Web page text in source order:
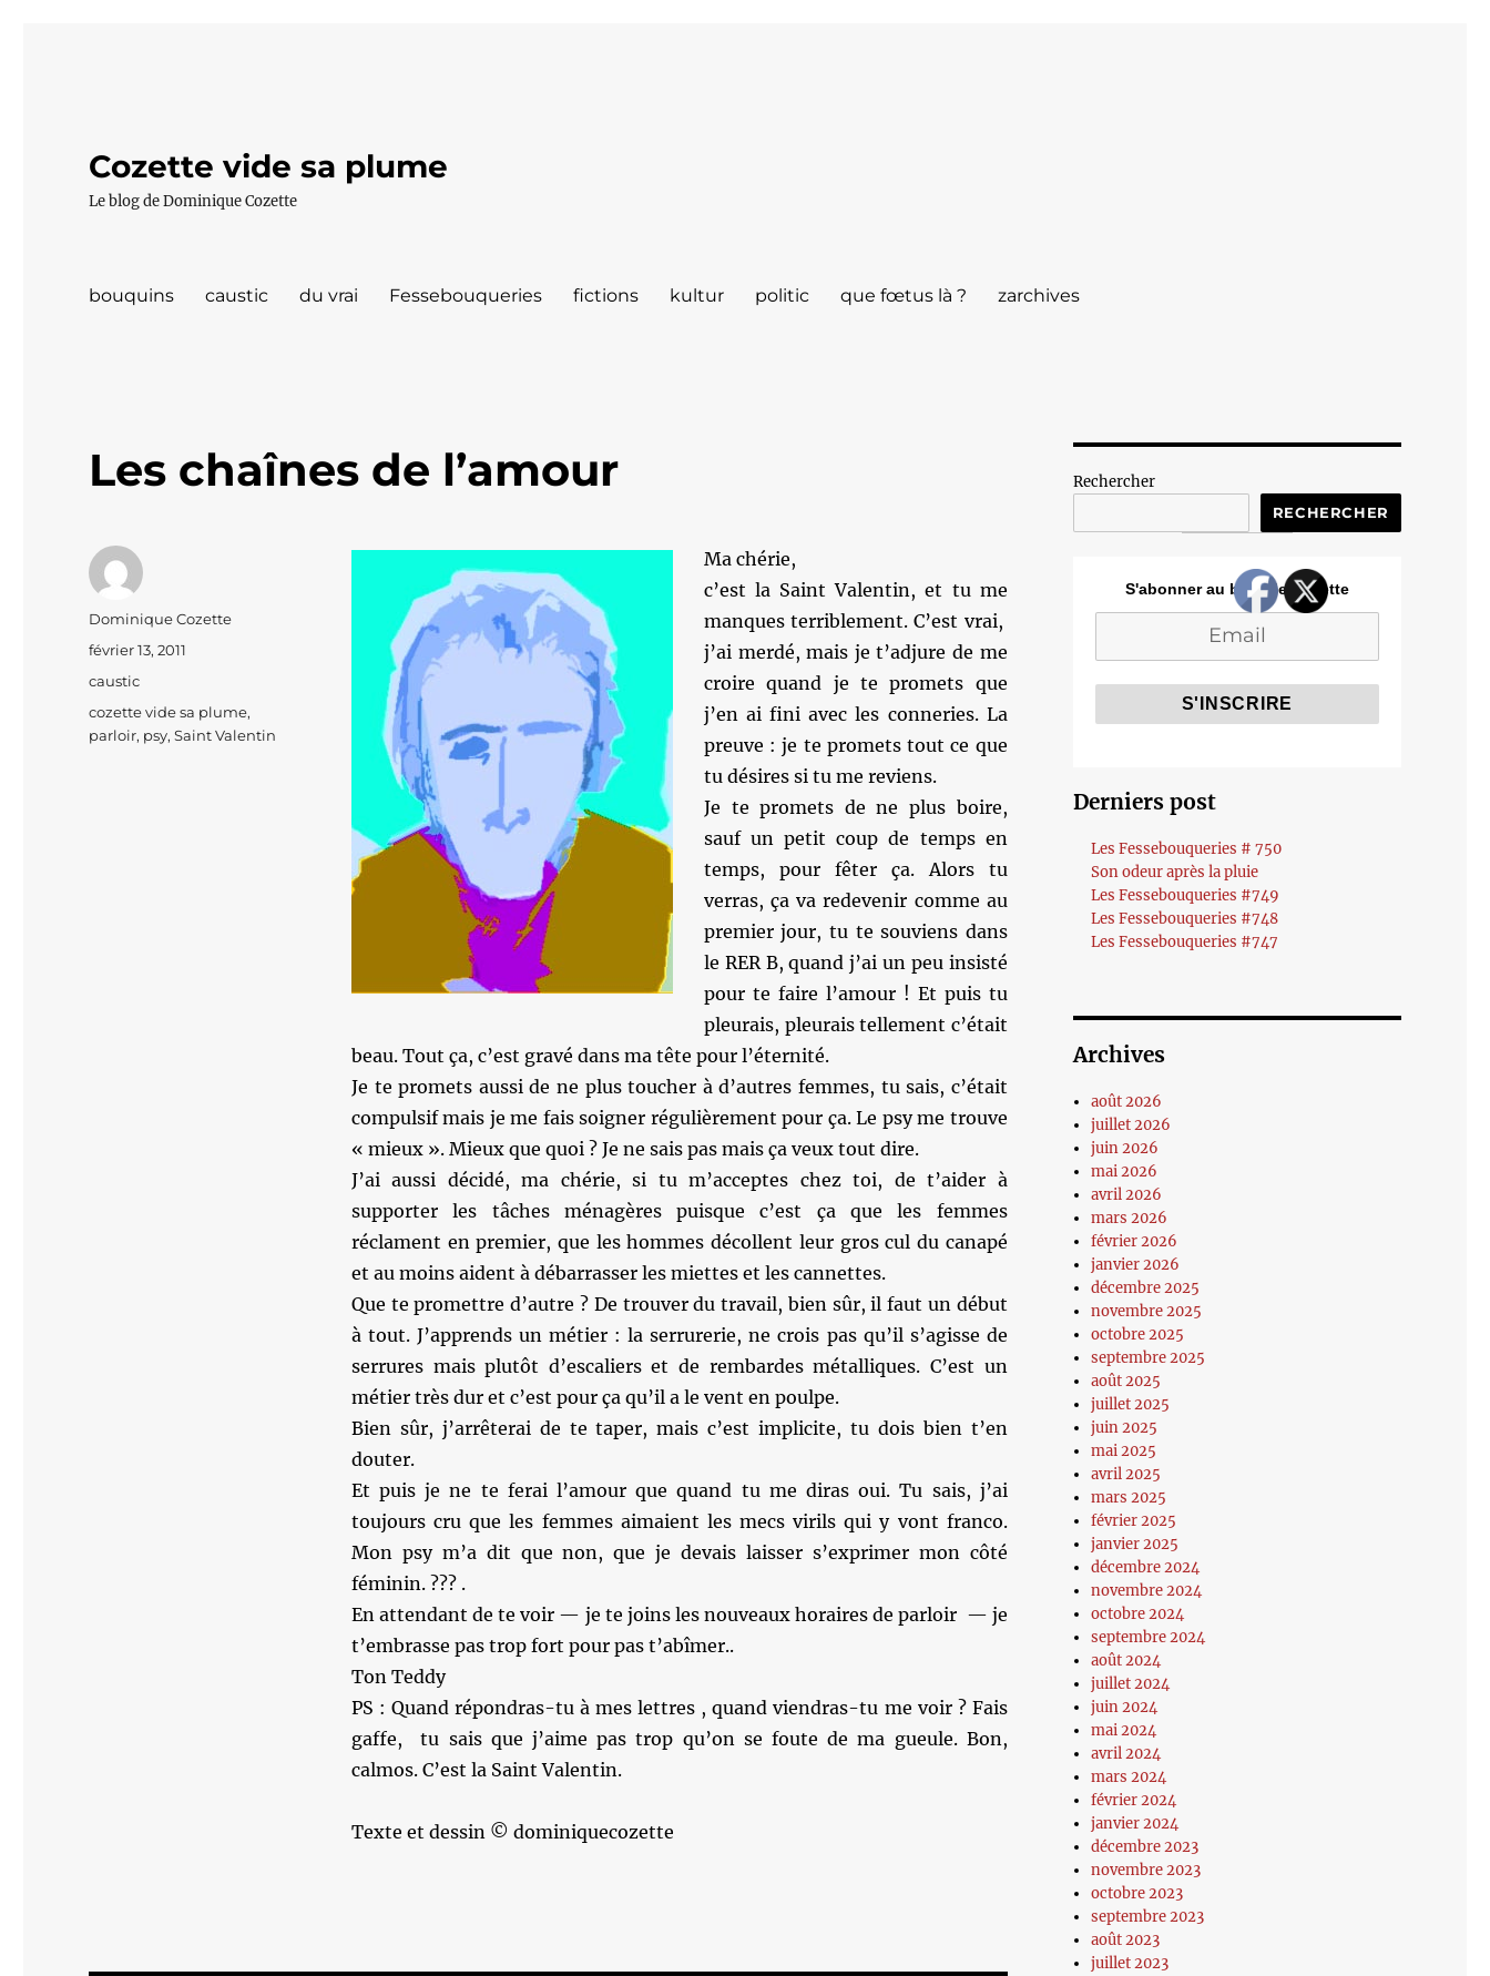
Cozette vide sa plume
Le blog de Dominique Cozette
bouquins caustic du vrai Fessebouqueries fictions kultur politic que fœtus là ? zarchives
Les chaînes de l’amour
Ma chérie,
c’est la Saint Valentin, et tu me
manques terriblement. C’est vrai,
j’ai merdé, mais je t’adjure de me
croire quand je te promets que
j’en ai fini avec les conneries. La
preuve : je te promets tout ce que
tu désires si tu me reviens.
Je te promets de ne plus boire,
sauf un petit coup de temps en
temps, pour fêter ça. Alors tu
verras, ça va redevenir comme au
premier jour, tu te souviens dans
le RER B, quand j’ai un peu insisté
pour te faire l’amour ! Et puis tu
pleurais, pleurais tellement c’était
beau. Tout ça, c’est gravé dans ma tête pour l’éternité.
Je te promets aussi de ne plus toucher à d’autres femmes, tu sais, c’était
compulsif mais je me fais soigner régulièrement pour ça. Le psy me trouve
« mieux ». Mieux que quoi ? Je ne sais pas mais ça veux tout dire.
J’ai aussi décidé, ma chérie, si tu m’acceptes chez toi, de t’aider à
supporter les tâches ménagères puisque c’est ça que les femmes
réclament en premier, que les hommes décollent leur gros cul du canapé
et au moins aident à débarrasser les miettes et les cannettes.
Que te promettre d’autre ? De trouver du travail, bien sûr, il faut un début
à tout. J’apprends un métier : la serrurerie, ne crois pas qu’il s’agisse de
serrures mais plutôt d’escaliers et de rembardes métalliques. C’est un
métier très dur et c’est pour ça qu’il a le vent en poulpe.
Bien sûr, j’arrêterai de te taper, mais c’est implicite, tu dois bien t’en
douter.
Et puis je ne te ferai l’amour que quand tu me diras oui. Tu sais, j’ai
toujours cru que les femmes aimaient les mecs virils qui y vont franco.
Mon psy m’a dit que non, que je devais laisser s’exprimer mon côté
féminin. ??? .
En attendant de te voir — je te joins les nouveaux horaires de parloir — je
t’embrasse pas trop fort pour pas t’abîmer..
Ton Teddy
PS : Quand répondras-tu à mes lettres , quand viendras-tu me voir ? Fais
gaffe, tu sais que j’aime pas trop qu’on se foute de ma gueule. Bon,
calmos. C’est la Saint Valentin.
Texte et dessin © dominiquecozette
Auteur
Dominique Cozette
Publié
février 13, 2011
Catégories
caustic
Étiquettes
cozette vide sa plume,
parloir, psy,Saint Valentin
Rechercher
RECHERCHER
S'abonner au blog de Cozette
Derniers post
Les Fessebouqueries # 750
Son odeur après la pluie
Les Fessebouqueries #749
Les Fessebouqueries #748
Les Fessebouqueries #747
Archives
août 2026
juillet 2026
juin 2026
mai 2026
avril 2026
mars 2026
février 2026
janvier 2026
décembre 2025
novembre 2025
octobre 2025
septembre 2025
août 2025
juillet 2025
juin 2025
mai 2025
avril 2025
mars 2025
février 2025
janvier 2025
décembre 2024
novembre 2024
octobre 2024
septembre 2024
août 2024
juillet 2024
juin 2024
mai 2024
avril 2024
mars 2024
février 2024
janvier 2024
décembre 2023
novembre 2023
octobre 2023
septembre 2023
août 2023
juillet 2023